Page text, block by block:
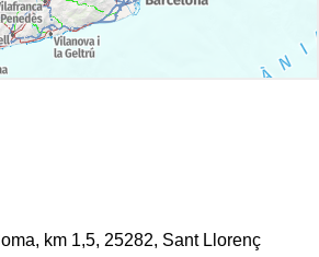
km 1,5, 25282, Sant Llorenç